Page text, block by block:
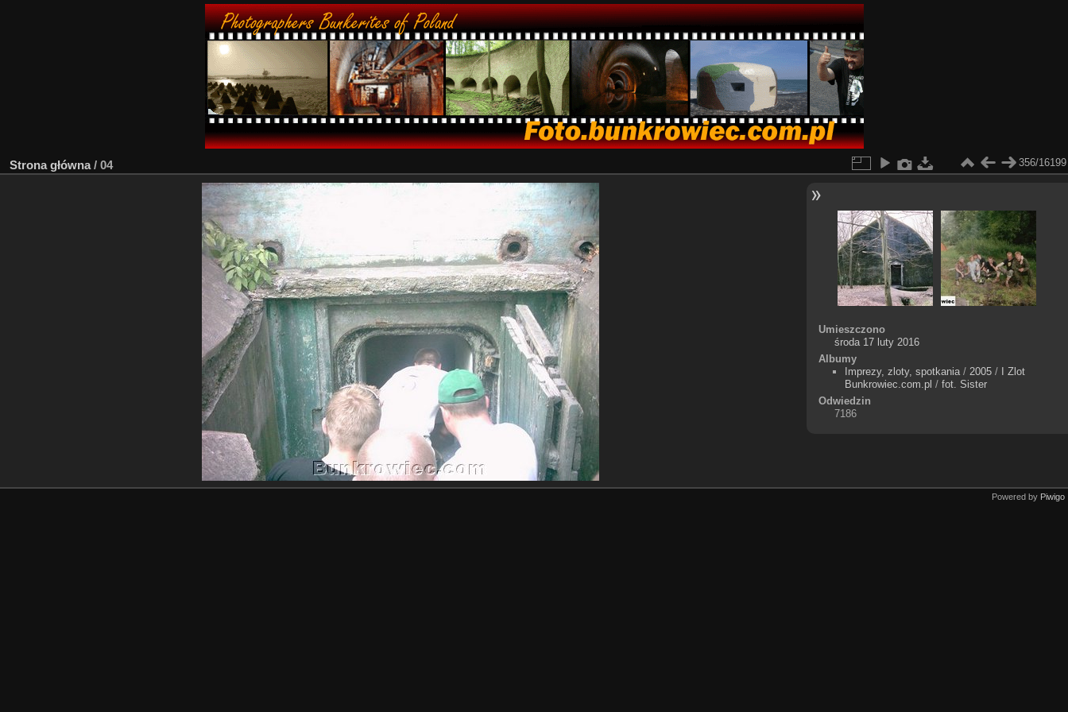
Strona główna/ 04 356/16199
Umieszczono
środa 17 luty 2016
Albumy
Imprezy, zloty, spotkania/ 2005/
I Zlot
Bunkrowiec.com.pl / fot. Sister
Odwiedzin
7186
Powered by Piwigo